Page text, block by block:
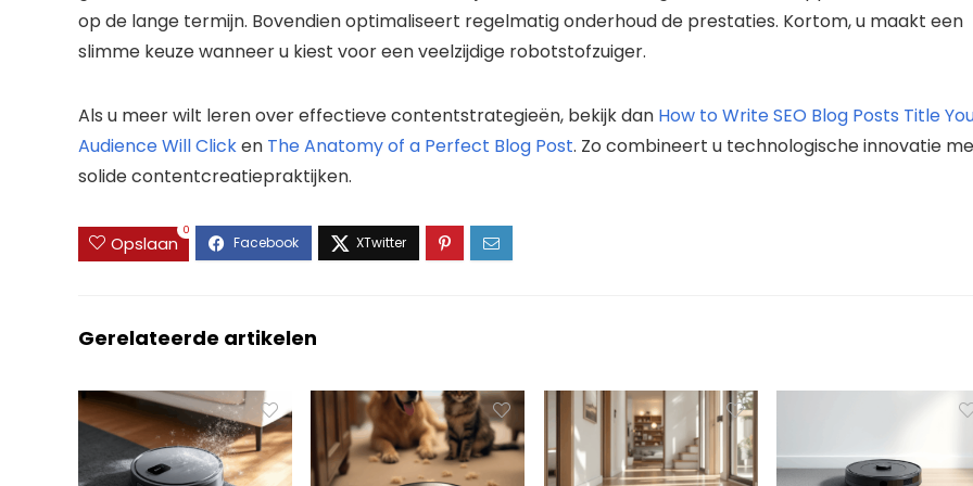
op de lange termijn. Bovendien optimaliseert regelmatig onderhoud de prestaties. Kortom, u maakt een
slimme keuze wanneer u kiest voor een veelzijdige robotstofzuiger.
Als u meer wilt leren over effectieve contentstrategieën, bekijk dan How to Write SEO Blog Posts Title
Audience Will Clicken The Anatomy of a Perfect Blog Post. Zo combineert u technologische innovatie
solide contentcreatiepraktijken.
Opslaan
0
Gerelateerde artikelen